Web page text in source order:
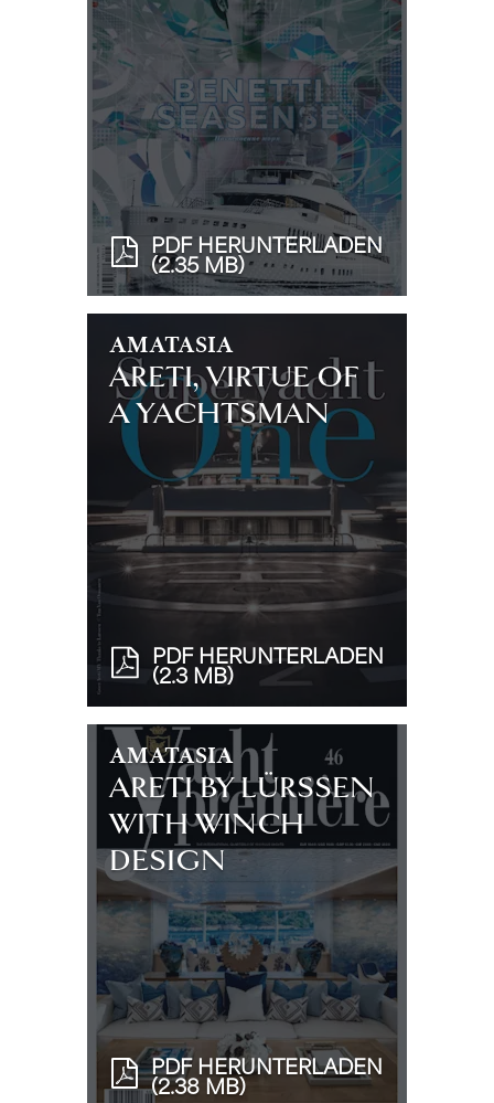
PDF HERUNTERLADEN
(2.35 MB)
AMATASIA
ARETI, VIRTUE OF
A YACHTSMAN
PDF HERUNTERLADEN
(2.3 MB)
AMATASIA
ARETI BY LÜRSSEN
WITH WINCH
DESIGN
PDF HERUNTERLADEN
(2.38 MB)